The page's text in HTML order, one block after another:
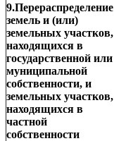
9.Перераспределение
земель и (или)
земельных участков,
находящихся в
государственной или
муниципальной
собственности, и
земельных участков,
находящихся в
частной
собственности